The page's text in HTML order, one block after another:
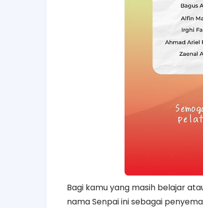
Bagi kamu yang masih belajar
nama Senpai ini sebagai